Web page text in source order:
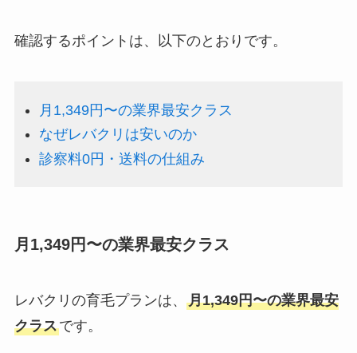
確認するポイントは、以下のとおりです。
月1,349円〜の業界最安クラス
なぜレバクリは安いのか
診察料0円・送料の仕組み
月1,349円〜の業界最安クラス
レバクリの育毛プランは、 月1,349円〜の業界最安
クラスです。